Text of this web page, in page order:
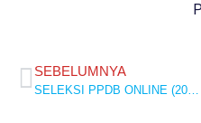
PANITIA
SEBELUMNYA